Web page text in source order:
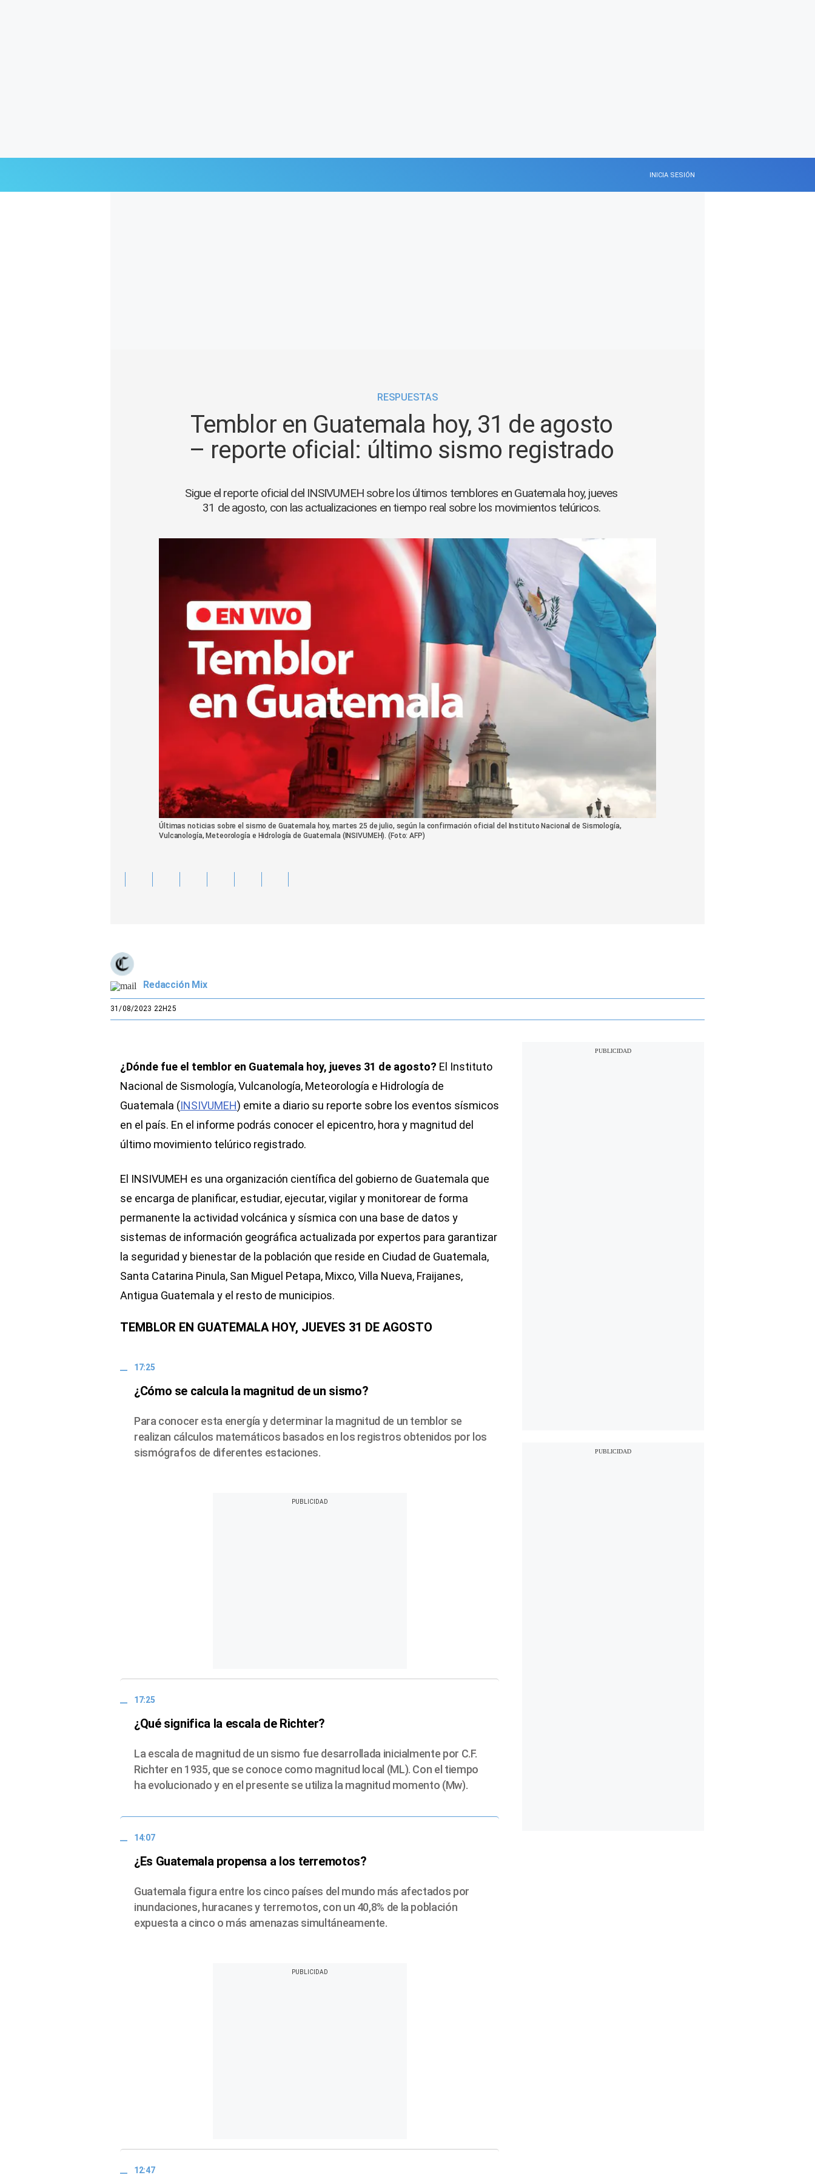
INICIA SESIÓN
RESPUESTAS
Temblor en Guatemala hoy, 31 de agosto
– reporte oficial: último sismo registrado
Sigue el reporte oficial del INSIVUMEH sobre los últimos temblores en Guatemala hoy, jueves
31 de agosto, con las actualizaciones en tiempo real sobre los movimientos telúricos.
Últimas noticias sobre el sismo de Guatemala hoy, martes 25 de julio, según la confirmación oficial del Instituto Nacional de Sismología,
Vulcanología, Meteorología e Hidrología de Guatemala (INSIVUMEH). (Foto: AFP)
Redacción Mix
31/08/2023 22H25
¿Dónde fue el temblor en Guatemala hoy, jueves 31 de agosto? El Instituto
Nacional de Sismología, Vulcanología, Meteorología e Hidrología de
Guatemala (INSIVUMEH) emite a diario su reporte sobre los eventos sísmicos
en el país. En el informe podrás conocer el epicentro, hora y magnitud del
último movimiento telúrico registrado.
El INSIVUMEH es una organización científica del gobierno de Guatemala que
se encarga de planificar, estudiar, ejecutar, vigilar y monitorear de forma
permanente la actividad volcánica y sísmica con una base de datos y
sistemas de información geográfica actualizada por expertos para garantizar
la seguridad y bienestar de la población que reside en Ciudad de Guatemala,
Santa Catarina Pinula, San Miguel Petapa, Mixco, Villa Nueva, Fraijanes,
Antigua Guatemala y el resto de municipios.
TEMBLOR EN GUATEMALA HOY, JUEVES 31 DE AGOSTO
17:25
¿Cómo se calcula la magnitud de un sismo?
Para conocer esta energía y determinar la magnitud de un temblor se
realizan cálculos matemáticos basados en los registros obtenidos por los
sismógrafos de diferentes estaciones.
17:25
¿Qué significa la escala de Richter?
La escala de magnitud de un sismo fue desarrollada inicialmente por C.F.
Richter en 1935, que se conoce como magnitud local (ML). Con el tiempo
ha evolucionado y en el presente se utiliza la magnitud momento (Mw).
14:07
¿Es Guatemala propensa a los terremotos?
Guatemala figura entre los cinco países del mundo más afectados por
inundaciones, huracanes y terremotos, con un 40,8% de la población
expuesta a cinco o más amenazas simultáneamente.
12:47